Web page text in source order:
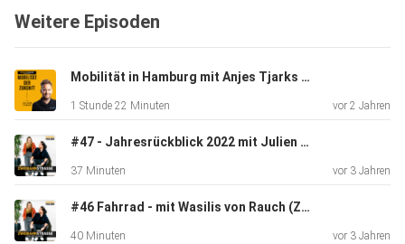
UNSER WERBEPARTNER:
MOIA ist ein elektrischer Mobilitätsanbieter in Hamburg
und
Hannover. Wir bringen mit Ridesharing Nutzerinnen von A
nach
Weg
haben, gemeinsam fahren.
Weitere Episoden
Mobilität in Hamburg mit Anjes Tjarks und Kaitlyn
1 Stunde 22 Minuten vor 2 Jahren
#47 - Jahresrückblick 2022 mit Julien & Sophia
37 Minuten vor 3 Jahren
#46 Fahrrad - mit Wasilis von Rauch (Zukunft Fahrrad)
40 Minuten vor 3 Jahren